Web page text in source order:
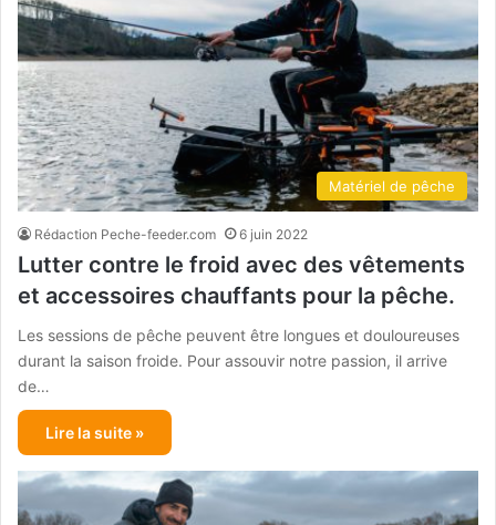
Matériel de pêche
Rédaction Peche-feeder.com 6 juin 2022
Lutter contre le froid avec des vêtements
et accessoires chauffants pour la pêche.
Les sessions de pêche peuvent être longues et douloureuses
durant la saison froide. Pour assouvir notre passion, il arrive
de…
Lire la suite »